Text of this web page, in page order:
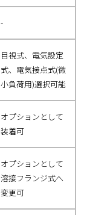
-
目視式、電気設定
式、電気接点式(微
小負荷用)選択可能
オプションとして
装着可
オプションとして
溶接フランジ式へ
変更可